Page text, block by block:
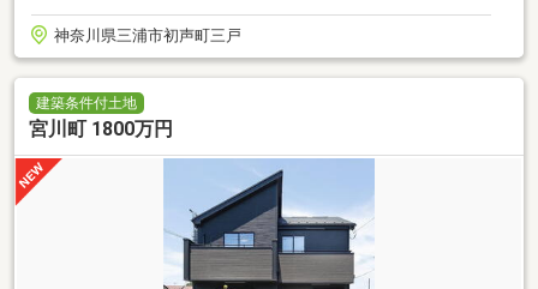
神奈川県三浦市初声町三戸
建築条件付土地
宮川町 1800万円